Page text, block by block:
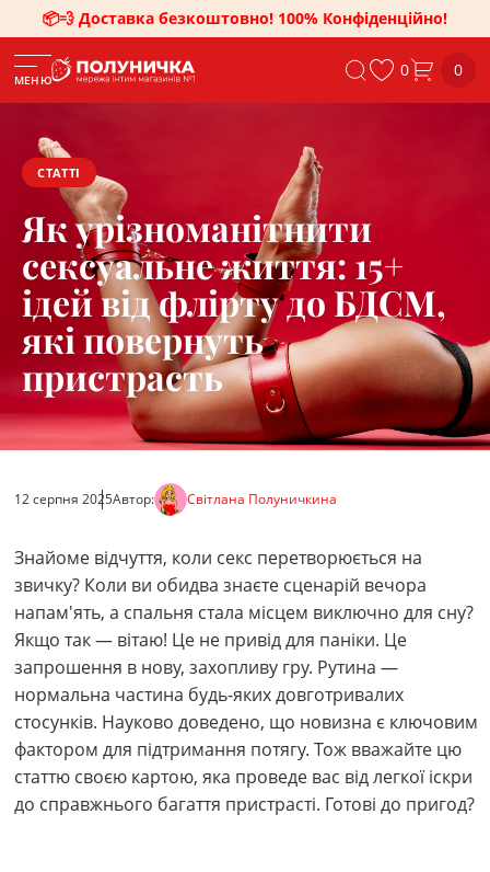
📦💨 Доставка безкоштовно! 100% Конфіденційно!
МЕНЮ 0 0
СТАТТІ
Як урізноманітнити
сексуальне життя: 15+
ідей від флірту до БДСМ,
які повернуть
пристрасть
12 серпня 2025Автор: Світлана Полуничкина
Знайоме відчуття, коли секс перетворюється на
звичку? Коли ви обидва знаєте сценарій вечора
напам'ять, а спальня стала місцем виключно для сну?
Якщо так — вітаю! Це не привід для паніки. Це
запрошення в нову, захопливу гру. Рутина —
нормальна частина будь-яких довготривалих
стосунків. Науково доведено, що новизна є ключовим
фактором для підтримання потягу. Тож вважайте цю
статтю своєю картою, яка проведе вас від легкої іскри
до справжнього багаття пристрасті. Готові до пригод?